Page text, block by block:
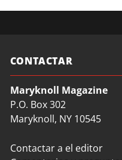
CONTACTAR
Maryknoll Magazine
P.O. Box 302
Maryknoll, NY 10545
Contactar a el editor